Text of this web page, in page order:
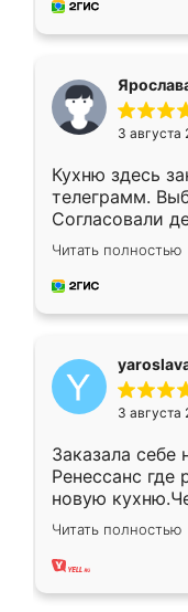
предложил по
3 августа
Кухню здесь
телеграмм.
Согласовали
недели кухня
довольны
мебель за
Читать полностью
3 августа
Заказала
Ренессанс где
новую
вполне
два года,
Читать полностью